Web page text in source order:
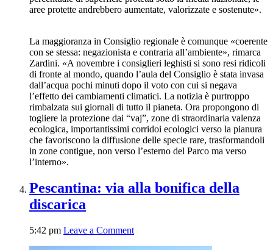
aree protette andrebbero aumentate, valorizzate e sostenute».
La maggioranza in Consiglio regionale è comunque «coerente
con se stessa: negazionista e contraria all’ambiente», rimarca
Zardini. «A novembre i consiglieri leghisti si sono resi ridicoli
di fronte al mondo, quando l’aula del Consiglio è stata invasa
dall’acqua pochi minuti dopo il voto con cui si negava
l’effetto dei cambiamenti climatici. La notizia è purtroppo
rimbalzata sui giornali di tutto il pianeta. Ora propongono di
togliere la protezione dai “vaj”, zone di straordinaria valenza
ecologica, importantissimi corridoi ecologici verso la pianura
che favoriscono la diffusione delle specie rare, trasformandoli
in zone contigue, non verso l’esterno del Parco ma verso
l’interno».
Pescantina: via alla bonifica della
discarica
5:42 pm Leave a Comment